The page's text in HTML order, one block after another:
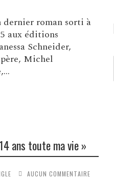
dernier roman sorti à
aux éditions
Schneider,
Michel
ans toute ma vie »
AUCUN COMMENTAIRE